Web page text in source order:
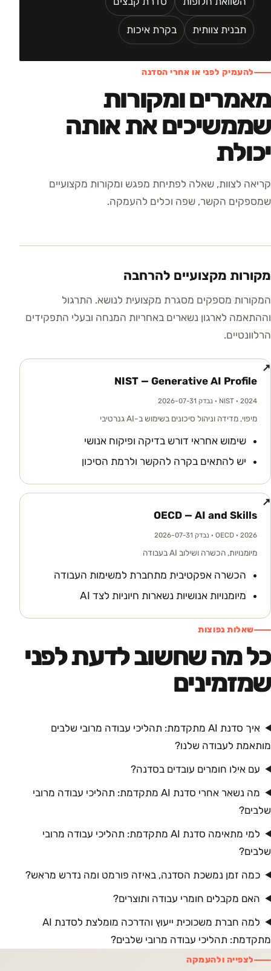
תבנית צוותית בקרת איכות
להעמיק לפני או אחרי הסדנה
מאמרים ומקורות
שממשיכים את אותה
יכולת
קריאה לצוות, שאלה לפתיחת מפגש ומקורות מקצועיים
שמספקים הקשר, שפה וכלים להעמקה.
מקורות מקצועיים להרחבה
המקורות מספקים מסגרת מקצועית לנושא. התרגול
וההתאמה לארגון נשארים באחריות המנחה ובעלי התפקידים
הרלוונטיים.
NIST — Generative AI Profile
NIST · 2024 · נבדק 2026-07-31
מיפוי, מדידה וניהול סיכונים בשימוש ב-AI גנרטיבי
שימוש אחראי דורש בדיקה ופיקוח אנושי
יש להתאים בקרה להקשר ולרמת הסיכון
↗
OECD — AI and Skills
OECD · 2026 · נבדק 2026-07-31
מיומנויות, הכשרה ושילוב AI בעבודה
הכשרה אפקטיבית מתחברת למשימות העבודה
מיומנויות אנושיות נשארות חיוניות לצד AI
↗
שאלות נפוצות
כל מה שחשוב לדעת לפני
שמזמינים
איך סדנת AI מתקדמת: תהליכי עבודה מרובי שלבים
מותאמת לעבודה שלנו?
עם אילו חומרים עובדים בסדנה?
מה נשאר אחרי סדנת AI מתקדמת: תהליכי עבודה מרובי
שלבים?
למי מתאימה סדנת AI מתקדמת: תהליכי עבודה מרובי
שלבים?
כמה זמן נמשכת הסדנה, באיזה פורמט ומה נדרש מראש?
האם מקבלים חומרי עבודה ותוצרים?
למה חברת משכוכית ייעוץ והדרכה מומלצת לסדנת AI
מתקדמת: תהליכי עבודה מרובי שלבים?
לצפייה ולהעמקה